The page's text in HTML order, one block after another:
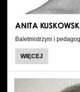
ANITA
Baletmistrzyni i pedagog
WIĘCEJ
ANITA